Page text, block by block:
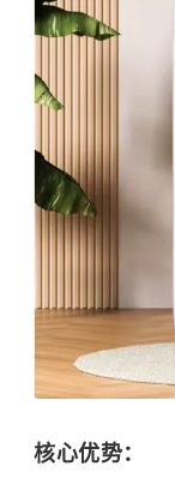
核心优势：